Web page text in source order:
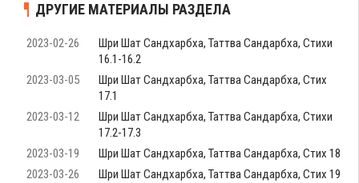
ДРУГИЕ МАТЕРИАЛЫ РАЗДЕЛА
2023-02-26
Шри Шат Сандхарбха, Таттва Сандарбха, Стихи
16.1-16.2
2023-03-05
Шри Шат Сандхарбха, Таттва Сандарбха, Стих
17.1
2023-03-12
Шри Шат Сандхарбха, Таттва Сандарбха, Стихи
17.2-17.3
2023-03-19
Шри Шат Сандхарбха, Таттва Сандарбха, Стих 18
2023-03-26
Шри Шат Сандхарбха, Таттва Сандарбха, Стих 19